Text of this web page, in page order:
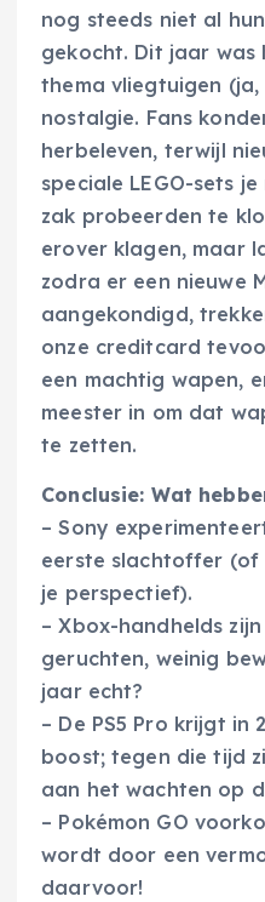
nog steeds niet al
gekocht. Dit jaar
thema vliegtuigen
nostalgie. Fans
herbeleven, terwijl
speciale LEGO-sets
zak probeerden te
erover klagen, maar
zodra er een nieuwe
aangekondigd,
onze creditcard
een machtig wapen,
meester in om dat
te zetten.
Conclusie: Wat
– Sony
eerste slachtoffer (of
je perspectief).
– Xbox-handhelds
geruchten, weinig
jaar echt?
– De PS5 Pro krijgt in
boost; tegen die tijd
aan het wachten op
– Pokémon GO
wordt door een
daarvoor!